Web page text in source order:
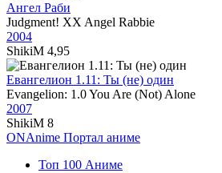
Ангел Раби
Judgment! XX Angel Rabbie
2004
ShikiM 4,95
Евангелион 1.11: Ты (не) один
Evangelion: 1.0 You Are (Not) Alone
2007
ShikiM 8
ONAnime Портал аниме
Топ 100 Аниме